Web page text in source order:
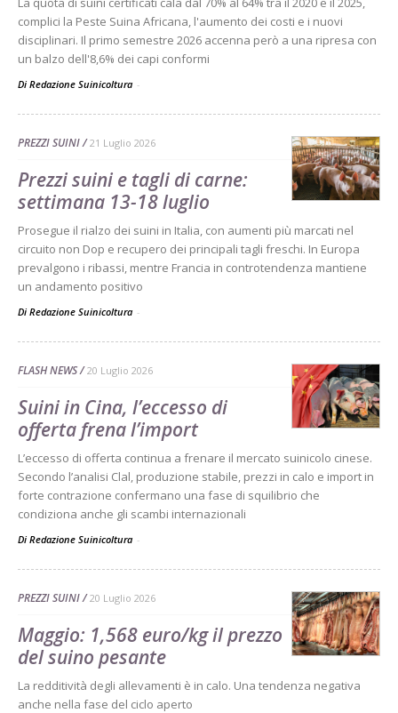
complici la Peste Suina Africana, l'aumento dei costi e i nuovi
disciplinari. Il primo semestre 2026 accenna però a una ripresa con
un balzo dell'8,6% dei capi conformi
Di Redazione Suinicoltura -
PREZZI SUINI 21 Luglio 2026
Prezzi suini e tagli di carne:
settimana 13-18 luglio
Prosegue il rialzo dei suini in Italia, con aumenti più marcati nel
circuito non Dop e recupero dei principali tagli freschi. In Europa
prevalgono i ribassi, mentre Francia in controtendenza mantiene
un andamento positivo
Di Redazione Suinicoltura -
FLASH NEWS 20 Luglio 2026
Suini in Cina, l’eccesso di
offerta frena l’import
L’eccesso di offerta continua a frenare il mercato suinicolo cinese.
Secondo l’analisi Clal, produzione stabile, prezzi in calo e import in
forte contrazione confermano una fase di squilibrio che
condiziona anche gli scambi internazionali
Di Redazione Suinicoltura -
PREZZI SUINI 20 Luglio 2026
Maggio: 1,568 euro/kg il prezzo
del suino pesante
La redditività degli allevamenti è in calo. Una tendenza negativa
anche nella fase del ciclo aperto